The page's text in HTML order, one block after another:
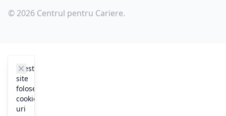
© 2026 Centrul pentru Cariere.
Acest
site
folosește
cookie-
uri
cookie_notice.clos3